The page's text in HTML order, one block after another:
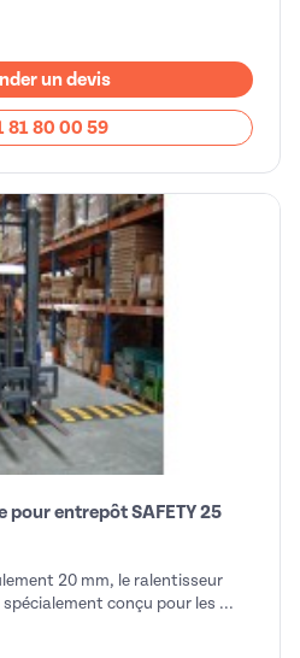
un devis
81 80 00 59
entrepôt SAFETY 25
20 mm, le ralentisseur
conçu pour les ...